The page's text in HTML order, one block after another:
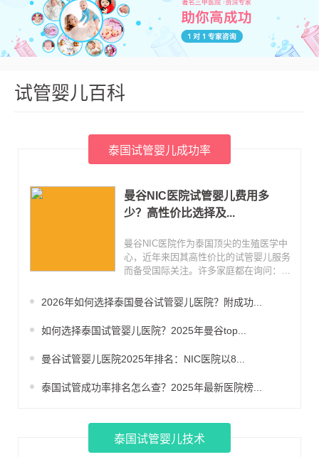
试管婴儿百科
泰国试管婴儿成功率
曼谷NIC医院试管婴儿费用多
少？高性价比选择及...
曼谷NIC医院作为泰国顶尖的生殖医学中
心，近年来因其高性价比的试管婴儿服务
而备受国际关注。许多家庭都在询问：在
又如何？今天我们就来揭秘NIC医院的费
择。
2026年如何选择泰国曼谷试管婴儿医院？附成功...
如何选择泰国试管婴儿医院？2025年曼谷top...
曼谷试管婴儿医院2025年排名：NIC医院以8...
泰国试管成功率排名怎么查？2025年最新医院榜...
泰国试管婴儿技术